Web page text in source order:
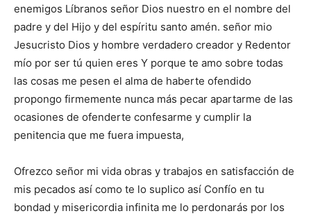
enemigos Líbranos señor Dios nuestro en el nombre del
padre y del Hijo y del espíritu santo amén. señor mio
Jesucristo Dios y hombre verdadero creador y Redentor
mío por ser tú quien eres Y porque te amo sobre todas
las cosas me pesen el alma de haberte ofendido
propongo firmemente nunca más pecar apartarme de las
ocasiones de ofenderte confesarme y cumplir la
penitencia que me fuera impuesta,
Ofrezco señor mi vida obras y trabajos en satisfacción de
mis pecados así como te lo suplico así Confío en tu
bondad y misericordia infinita me lo perdonarás por los